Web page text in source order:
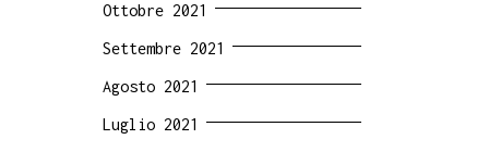
Ottobre 2021
Settembre 2021
Agosto 2021
Luglio 2021